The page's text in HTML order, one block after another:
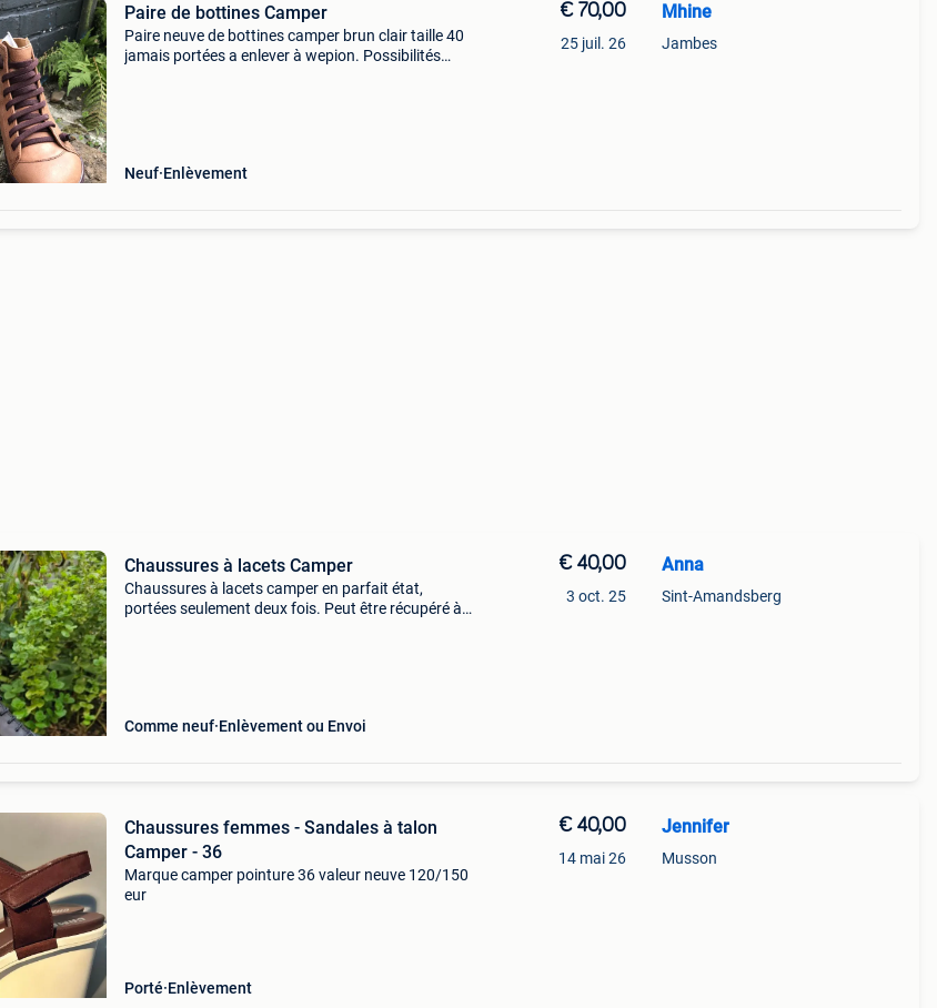
Paire de bottines Camper
Paire neuve de bottines camper brun clair taille 40
jamais portées a enlever à wepion. Possibilités
Neuf Enlèvement
€ 70,00
25 juil. 26
Mhine
Jambes
Chaussures à lacets Camper
Chaussures à lacets camper en parfait état,
portées seulement deux fois. Peut être récupéré à
Comme neuf Enlèvement ou Envoi
€ 40,00
3 oct. 25
Anna
Sint-Amandsberg
Chaussures femmes - Sandales à talon
Camper - 36
Marque camper pointure 36 valeur neuve 120/150
eur
Porté Enlèvement
€ 40,00
14 mai 26
Jennifer
Musson